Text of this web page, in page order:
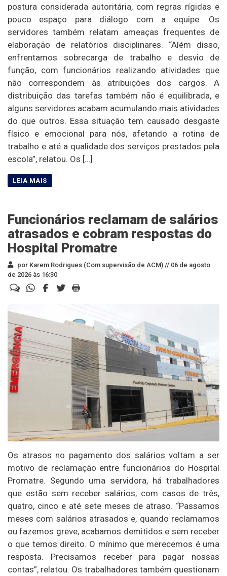
postura considerada autoritária, com regras rígidas e
pouco espaço para diálogo com a equipe. Os
servidores também relatam ameaças frequentes de
elaboração de relatórios disciplinares. “Além disso,
enfrentamos sobrecarga de trabalho e desvio de
função, com funcionários realizando atividades que
não correspondem às atribuições dos cargos. A
distribuição das tarefas também não é equilibrada, e
alguns servidores acabam acumulando mais atividades
do que outros. Essa situação tem causado desgaste
físico e emocional para nós, afetando a rotina de
trabalho e até a qualidade dos serviços prestados pela
escola”, relatou. Os […]
Funcionários reclamam de salários
atrasados e cobram respostas do
Hospital Promatre
por Karem Rodrigues (Com supervisão de ACM) // 06 de agosto
de 2026 às 16:30
Os atrasos no pagamento dos salários voltam a ser
motivo de reclamação entre funcionários do Hospital
Promatre. Segundo uma servidora, há trabalhadores
que estão sem receber salários, com casos de três,
quatro, cinco e até sete meses de atraso. “Passamos
meses com salários atrasados e, quando reclamamos
ou fazemos greve, acabamos demitidos e sem receber
o que temos direito. O mínimo que merecemos é uma
resposta. Precisamos receber para pagar nossas
contas”, relatou. Os trabalhadores também questionam